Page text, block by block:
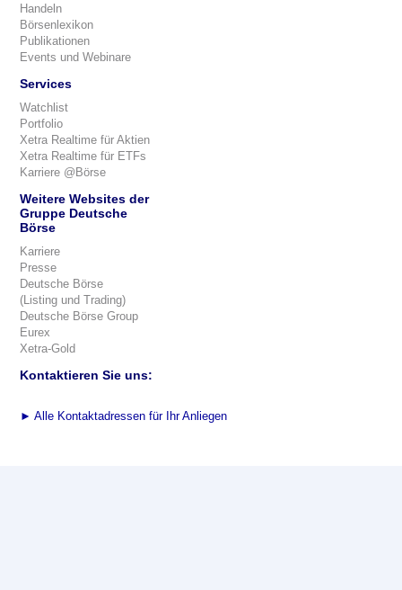
Handeln
Börsenlexikon
Publikationen
Events und Webinare
Services
Watchlist
Portfolio
Xetra Realtime für Aktien
Xetra Realtime für ETFs
Karriere @Börse
Weitere Websites der
Gruppe Deutsche
Börse
Karriere
Presse
Deutsche Börse
(Listing und Trading)
Deutsche Börse Group
Eurex
Xetra-Gold
Kontaktieren Sie uns:
► Alle Kontaktadressen für Ihr Anliegen